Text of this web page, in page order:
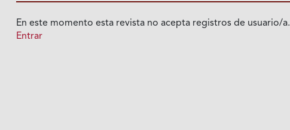
En este momento esta revista no acepta registros de usuario/a.
Entrar